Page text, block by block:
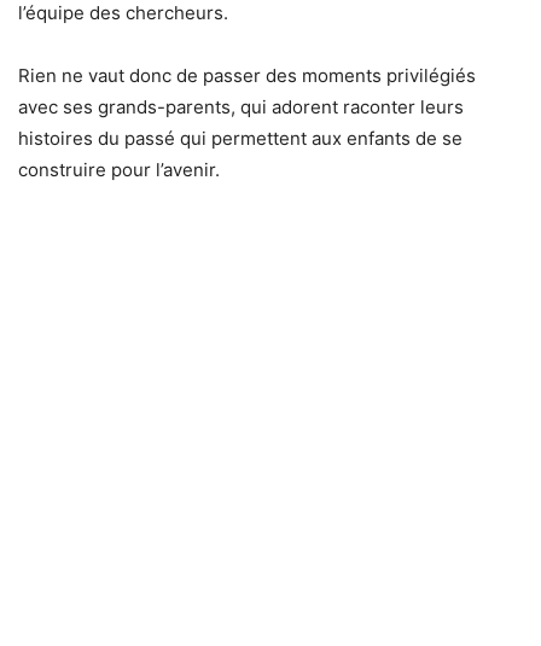
l’équipe des chercheurs.
Rien ne vaut donc de passer des moments privilégiés
avec ses grands-parents, qui adorent raconter leurs
histoires du passé qui permettent aux enfants de se
construire pour l’avenir.